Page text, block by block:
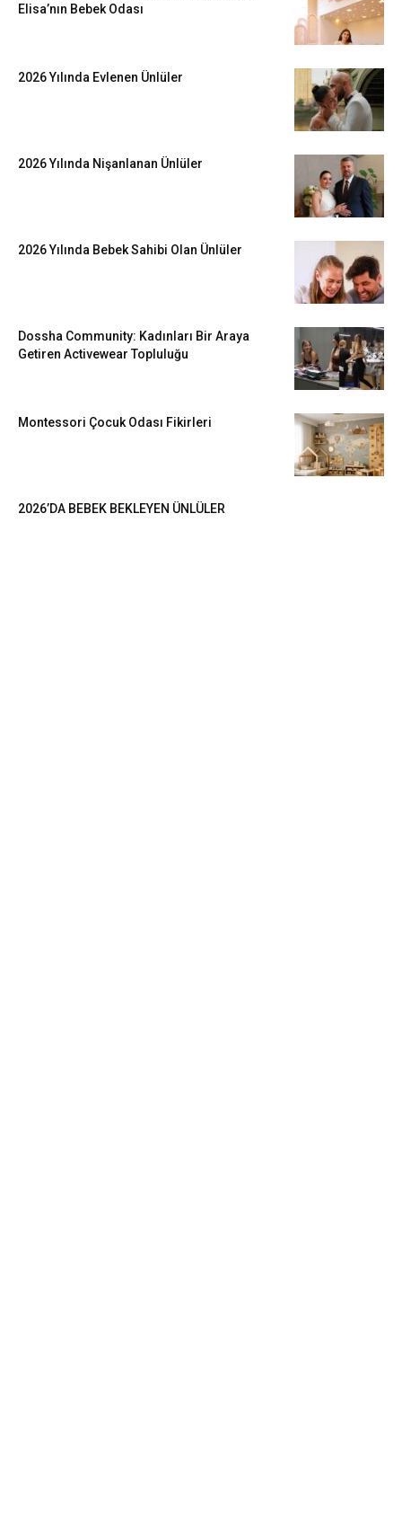
Elisa’nın Bebek Odası
2026 Yılında Evlenen Ünlüler
2026 Yılında Nişanlanan Ünlüler
2026 Yılında Bebek Sahibi Olan Ünlüler
Dossha Community: Kadınları Bir Araya
Getiren Activewear Topluluğu
Montessori Çocuk Odası Fikirleri
2026’DA BEBEK BEKLEYEN ÜNLÜLER